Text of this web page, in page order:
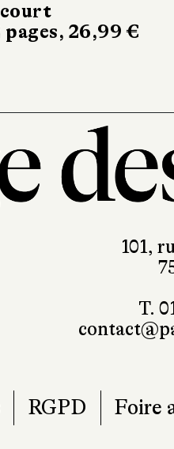
pages, 26,99 €
140 pages,
101,
T.
RGPD Foire